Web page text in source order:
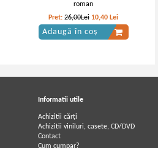
roman
Pret:26,00Lei 10,40 Lei
Adaugă în coș
Informatii utile
Achizitii cărți
Achizitii viniluri, casete, CD/DVD
Contact
Cum cumpar?